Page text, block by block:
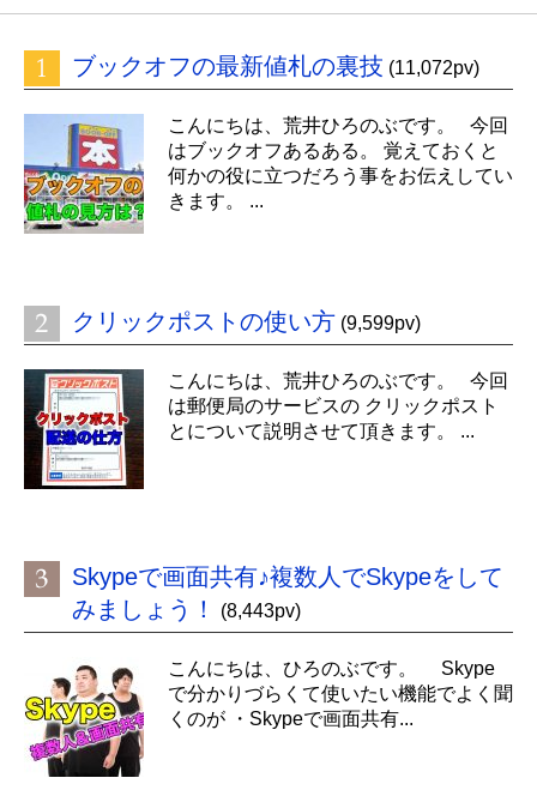
ブックオフの最新値札の裏技 (11,072pv)
こんにちは、荒井ひろのぶです。 今回
はブックオフあるある。 覚えておくと
何かの役に立つだろう事をお伝えしてい
きます。 ...
クリックポストの使い方 (9,599pv)
こんにちは、荒井ひろのぶです。 今回
は郵便局のサービスの クリックポスト
とについて説明させて頂きます。 ...
Skypeで画面共有♪複数人でSkypeをして
みましょう！
(8,443pv)
こんにちは、ひろのぶです。 Skype
で分かりづらくて使いたい機能でよく聞
くのが ・Skypeで画面共有...